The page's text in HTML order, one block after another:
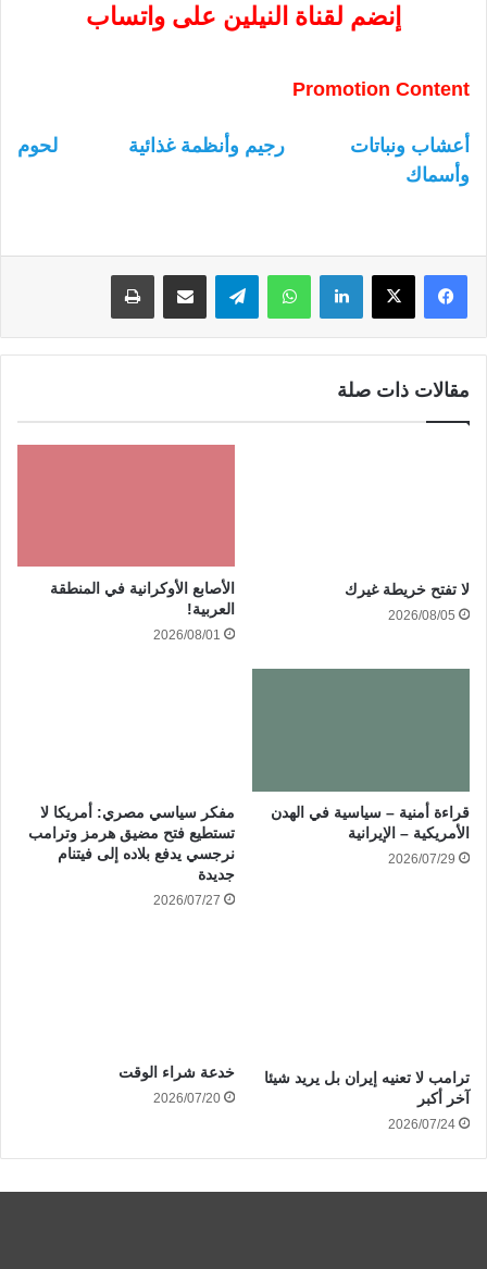
إنضم لقناة النيلين على واتساب
Promotion Content
أعشاب ونباتات رجيم وأنظمة غذائية
لحوم
وأسماك
لينكدإن واتساب
مقالات ذات صلة
لا تفتح خريطة غيرك
2026/08/05
الأصابع الأوكرانية في المنطقة
العربية!
2026/08/01
قراءة أمنية – سياسية في الهدن
الأمريكية – الإيرانية
2026/07/29
مفكر سياسي مصري: أمريكا لا
تستطيع فتح مضيق هرمز وترامب
نرجسي يدفع بلاده إلى فيتنام
جديدة
2026/07/27
ترامب لا تعنيه إيران بل يريد شيئا
آخر أكبر
2026/07/24
خدعة شراء الوقت
2026/07/20